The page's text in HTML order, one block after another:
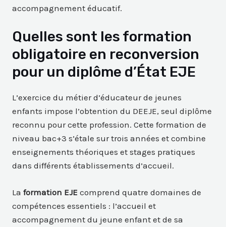
accompagnement éducatif.
Quelles sont les formation
obligatoire en reconversion
pour un diplôme d’État EJE
L’exercice du métier d’éducateur de jeunes
enfants impose l’obtention du DEEJE, seul diplôme
reconnu pour cette profession. Cette formation de
niveau bac+3 s’étale sur trois années et combine
enseignements théoriques et stages pratiques
dans différents établissements d’accueil.
La formation EJE comprend quatre domaines de
compétences essentiels : l’accueil et
accompagnement du jeune enfant et de sa